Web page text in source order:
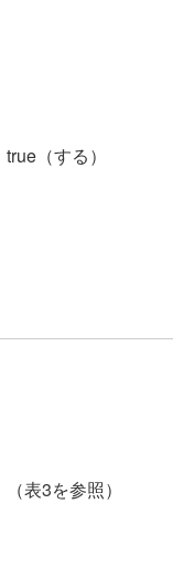
true（する）
（表3を参照）